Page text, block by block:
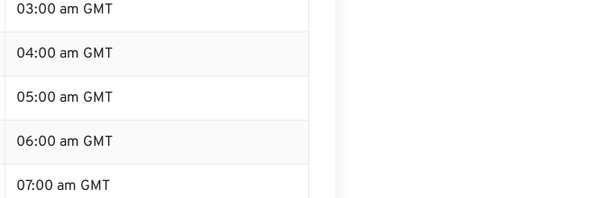
03:00 am GMT
04:00 am GMT
05:00 am GMT
06:00 am GMT
07:00 am GMT